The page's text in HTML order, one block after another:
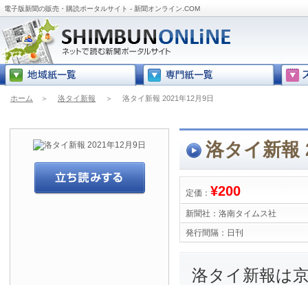
電子版新聞の販売・購読ポータルサイト - 新聞オンライン.COM
ホーム ＞ 洛タイ新報 ＞ 洛タイ新報 2021年12月9日
洛タイ新報
定価： ¥200
新聞社： 洛南タイムス社
発行間隔： 日刊
洛タイ新報は